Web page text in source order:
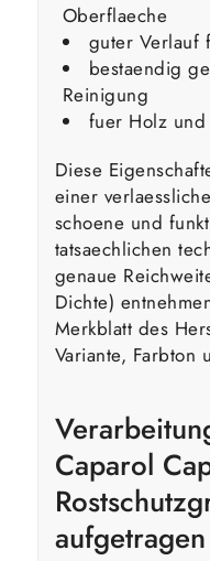
Oberflaeche
guter Verlauf
bestaendig
Reinigung
fuer Holz
Diese
einer
schoene und
tatsaechlichen
genaue
Dichte)
Merkblatt des
Variante, Farbton
Caparol
aufgetragen